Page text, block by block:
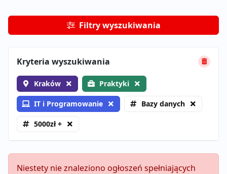
Filtry wyszukiwania
Kryteria wyszukiwania
Kraków Praktyki
IT i Programowanie Bazy danych
5000zł +
Niestety nie znaleziono ogłoszeń spełniających